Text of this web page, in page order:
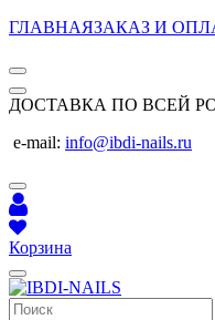
ГЛАВНАЯЗАКАЗ И
ДОСТАВКА ПО ВСЕЙ
e-mail: info@ibdi-nails.ru
Корзина